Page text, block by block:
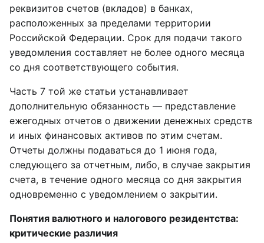
реквизитов счетов (вкладов) в банках,
расположенных за пределами территории
Российской Федерации. Срок для подачи такого
уведомления составляет не более одного месяца
со дня соответствующего события.
Часть 7 той же статьи устанавливает
дополнительную обязанность — представление
ежегодных отчетов о движении денежных средств
и иных финансовых активов по этим счетам.
Отчеты должны подаваться до 1 июня года,
следующего за отчетным, либо, в случае закрытия
счета, в течение одного месяца со дня закрытия
одновременно с уведомлением о закрытии.
Понятия валютного и налогового резидентства:
критические различия